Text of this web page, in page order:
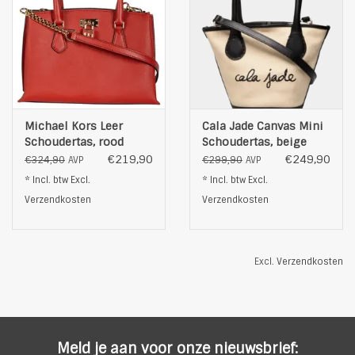
Michael Kors Leer
Schoudertas, rood
€324,90 AVP €219,90
* Incl. btw Excl.
Verzendkosten
Cala Jade Canvas Mini
Schoudertas, beige
€299,90 AVP €249,90
* Incl. btw Excl.
Verzendkosten
Excl. Verzendkosten
Meld je aan voor onze nieuwsbrief: